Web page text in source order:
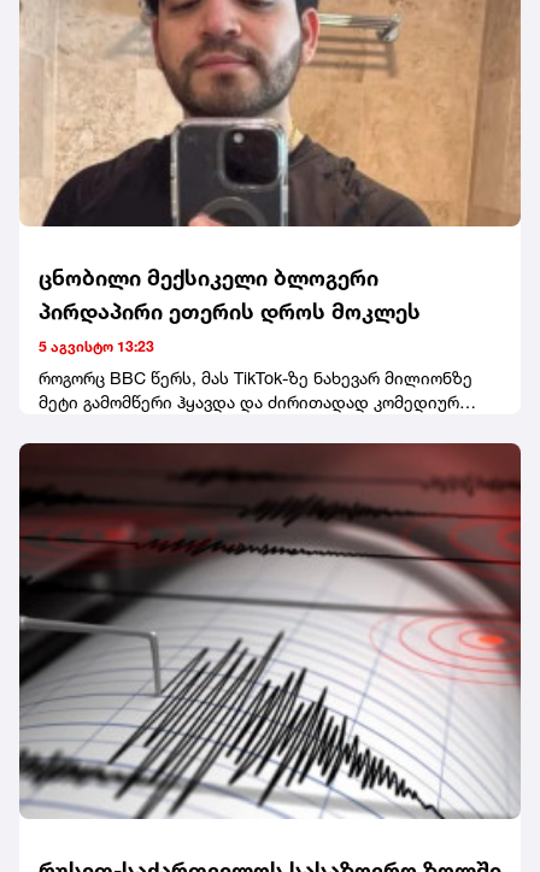
ფავლენიშვილი აირჩიეს. ღონისძიებაზე დღეს არ
გამოჩენილა ნანუკა ჟორჟოლიანი, თუმცა ყრილობას
სტუმრის სტატუსით ესწრებოდა თანამოაზრე მარიზი
კობახიძე. ყრილობას წინ უძღოდა დაპირისპირება თინა
ბოკუჩავასა და პარტიის სხვა წევრებს შორის. თინა
ბოკუჩავამ კი, მედიასთან განაცხადა, რომ ამ საბჭოში
საკუთარ თავს ვერ ხედავს.
ცნობილი მექსიკელი ბლოგერი
პირდაპირი ეთერის დროს მოკლეს
5 აგვისტო 13:23
როგორც BBC წერს, მას TikTok-ზე ნახევარ მილიონზე
მეტი გამომწერი ჰყავდა და ძირითადად კომედიურ
პოლიციას ჯერჯერობით არავინ დაუკავებია.
ეჭვმიტანილები ადგილიდან მიიმალნენ.ცნობისთვის,
ეს მექსიკაში ინფლუენსერის მკვლელობის პირველი
შემთხვევა არ არის. გასულ წელს, 23 წლის ვალერია
მარკესი სილამაზის სალონში, TikTok-ზე პირდაპირი
ეთერის დროს მოკლეს.